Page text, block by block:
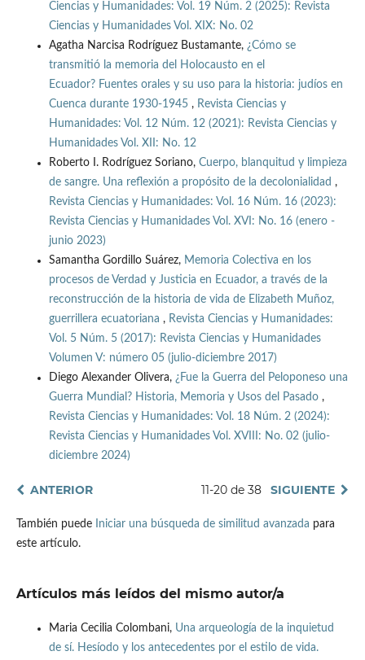
Ciencias y Humanidades: Vol. 19 Núm. 2 (2025): Revista
Ciencias y Humanidades Vol. XIX: No. 02
Agatha Narcisa Rodríguez Bustamante, ¿Cómo se
transmitió la memoria del Holocausto en el
Ecuador? Fuentes orales y su uso para la historia: judíos en
Cuenca durante 1930-1945 , Revista Ciencias y
Humanidades: Vol. 12 Núm. 12 (2021): Revista Ciencias y
Humanidades Vol. XII: No. 12
Roberto I. Rodríguez Soriano, Cuerpo, blanquitud y limpieza
de sangre. Una reflexión a propósito de la decolonialidad ,
Revista Ciencias y Humanidades: Vol. 16 Núm. 16 (2023):
Revista Ciencias y Humanidades Vol. XVI: No. 16 (enero -
junio 2023)
Samantha Gordillo Suárez, Memoria Colectiva en los
procesos de Verdad y Justicia en Ecuador, a través de la
reconstrucción de la historia de vida de Elizabeth Muñoz,
guerrillera ecuatoriana , Revista Ciencias y Humanidades:
Vol. 5 Núm. 5 (2017): Revista Ciencias y Humanidades
Volumen V: número 05 (julio-diciembre 2017)
Diego Alexander Olivera, ¿Fue la Guerra del Peloponeso una
Guerra Mundial? Historia, Memoria y Usos del Pasado ,
Revista Ciencias y Humanidades: Vol. 18 Núm. 2 (2024):
Revista Ciencias y Humanidades Vol. XVIII: No. 02 (julio-
diciembre 2024)
ANTERIOR 11-20 de 38 SIGUIENTE
También puede Iniciar una búsqueda de similitud avanzada para
este artículo.
Artículos más leídos del mismo autor/a
Maria Cecilia Colombani, Una arqueología de la inquietud
de sí. Hesíodo y los antecedentes por el estilo de vida.